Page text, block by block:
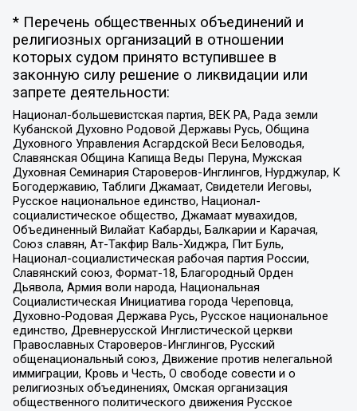
* Перечень общественных объединений и
религиозных организаций в отношении
которых судом принято вступившее в
законную силу решение о ликвидации или
запрете деятельности:
Национал-большевистская партия, ВЕК РА, Рада земли
Кубанской Духовно Родовой Державы Русь, Община
Духовного Управления Асгардской Веси Беловодья,
Славянская Община Капища Веды Перуна, Мужская
Духовная Семинария Староверов-Инглингов, Нурджулар, К
Богодержавию, Таблиги Джамаат, Свидетели Иеговы,
Русское национальное единство, Национал-
социалистическое общество, Джамаат мувахидов,
Объединенный Вилайат Кабарды, Балкарии и Карачая,
Союз славян, Ат-Такфир Валь-Хиджра, Пит Буль,
Национал-социалистическая рабочая партия России,
Славянский союз, Формат-18, Благородный Орден
Дьявола, Армия воли народа, Национальная
Социалистическая Инициатива города Череповца,
Духовно-Родовая Держава Русь, Русское национальное
единство, Древнерусской Инглистической церкви
Православных Староверов-Инглингов, Русский
общенациональный союз, Движение против нелегальной
иммиграции, Кровь и Честь, О свободе совести и о
религиозных объединениях, Омская организация
общественного политического движения Русское